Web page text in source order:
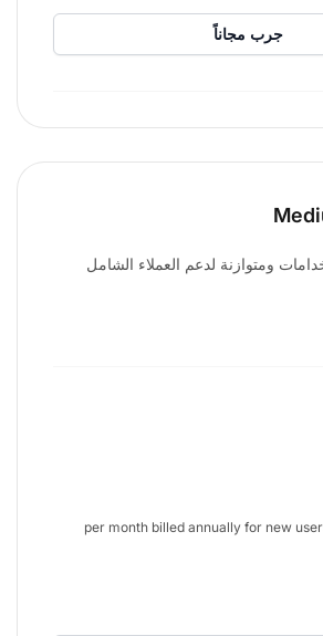
جرب مجاناً
ومتوازنة لدعم العملاء الشامل
per month billed annually for new